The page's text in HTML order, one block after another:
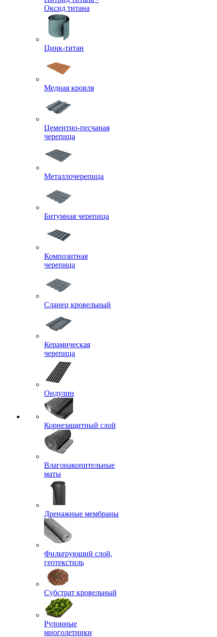
Оксид титана
Цинк-титан
Медная кровля
Цементно-песчаная
черепица
Металлочерепица
Битумная черепица
Композитная
черепица
Сланец кровельный
Керамическая
черепица
Ондулин
Корнезащитный слой
Влагонакопительные
маты
Дренажные мембраны
Фильтрующий слой,
геотекстиль
Субстрат кровельный
Рулонные
многолетники